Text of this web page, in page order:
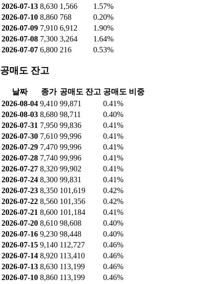
2026-07-13 8,630 1,566
1.57%
2026-07-10 8,860 768
0.20%
2026-07-09 7,910 6,912
1.90%
2026-07-08 7,300 3,264
1.64%
2026-07-07 6,800 216 0.53%
공매도 잔고
날짜 종가 공매도 잔고 공매도 비중
2026-08-04 9,410 99,871
0.41%
2026-08-03 8,680 98,711
0.40%
2026-07-31 7,950 99,836
0.41%
2026-07-30 7,610 99,996
0.41%
2026-07-29 7,470 99,996
0.41%
2026-07-28 7,740 99,996
0.41%
2026-07-27 8,320 99,902
0.41%
2026-07-24 8,300 99,831
0.41%
2026-07-23 8,350 101,619
0.42%
2026-07-22 8,560 101,356
0.42%
2026-07-21 8,600 101,184
0.41%
2026-07-20 8,610 98,608
0.40%
2026-07-16 9,230 98,448
0.40%
2026-07-15 9,140 112,727
0.46%
2026-07-14 8,920 113,410
0.46%
2026-07-13 8,630 113,199
0.46%
2026-07-10 8,860 113,199
0.46%